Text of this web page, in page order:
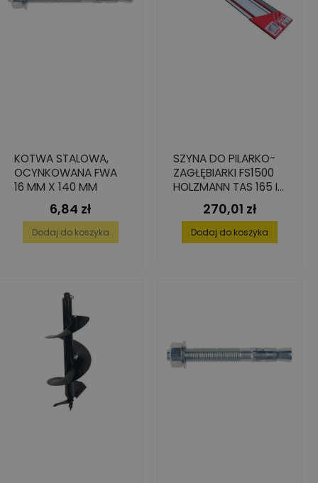
KOTWA STALOWA,
OCYNKOWANA FWA
16 MM X 140 MM
Cena
6,84 zł
Dodaj do koszyka
SZYNA DO PILARKO-
ZAGŁĘBIARKI FS1500
HOLZMANN TAS 165 I
TAS 165PRO
Cena
270,01 zł
Dodaj do koszyka